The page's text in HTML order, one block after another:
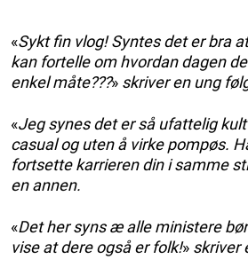
«Sykt fin vlog! Syntes det er bra
kan fortelle om hvordan dagen
enkel måte???» skriver en ung
«Jeg synes det er så ufattelig
casual og uten å virke pompøs.
fortsette karrieren din i samme
en annen.
«Det her syns æ alle ministere
vise at dere også er folk!» skriver